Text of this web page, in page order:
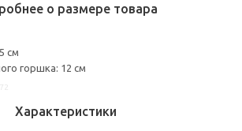
о размере товара
см
горшка: 12 см
Характеристики